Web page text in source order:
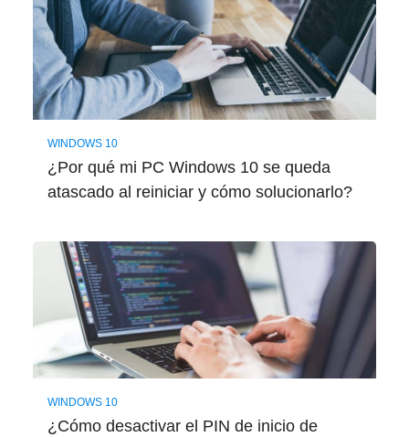
WINDOWS 10
¿Por qué mi PC Windows 10 se queda
atascado al reiniciar y cómo solucionarlo?
WINDOWS 10
¿Cómo desactivar el PIN de inicio de